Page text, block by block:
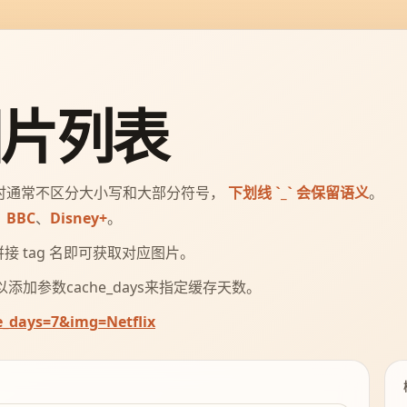
列表
常不区分大小写和大部分符号， 下划线 `_` 会保留语义。
BBC、 Disney+。
tag 名即可获取对应图片。
加参数cache_days来指定缓存天数。